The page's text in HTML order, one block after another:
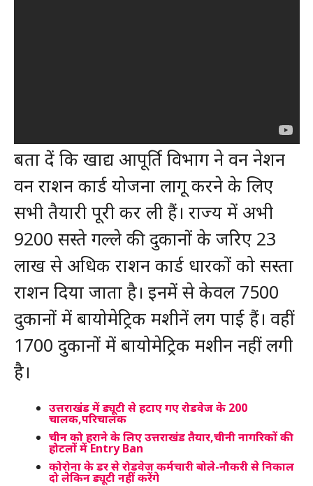
बता दें कि खाद्य आपूर्ति विभाग ने वन नेशन
वन राशन कार्ड योजना लागू करने के लिए
सभी तैयारी पूरी कर ली हैं। राज्य में अभी
9200 सस्ते गल्ले की दुकानों के जरिए 23
लाख से अधिक राशन कार्ड धारकों को सस्ता
राशन दिया जाता है। इनमें से केवल 7500
दुकानों में बायोमेट्रिक मशीनें लग पाई हैं। वहीं
1700 दुकानों में बायोमेट्रिक मशीन नहीं लगी
है।
उत्तराखंड में ड्यूटी से हटाए गए रोडवेज के 200
चालक,परिचालक
चीन को हराने के लिए उत्तराखंड तैयार,चीनी नागरिकों की
होटलों में Entry Ban
कोरोना के डर से रोडवेज कर्मचारी बोले-नौकरी से निकाल
दो लेकिन ड्यूटी नहीं करेंगे